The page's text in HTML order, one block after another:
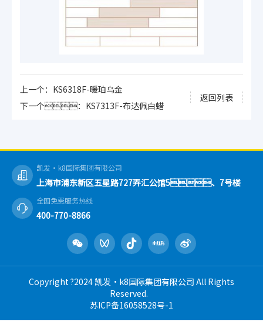
上一个：KS6318F-暖珀乌金
返回列表
下一个：KS7313F-布达佩白蜡
凯发·k8国际集团有限公司
上海市浦东新区五星路727弄汇公馆5、7号楼
全国免费服务热线
400-770-8866
Copyright ?2024 凯发·k8国际集团有限公司 All Rights
Reserved.
苏ICP备16058528号-1